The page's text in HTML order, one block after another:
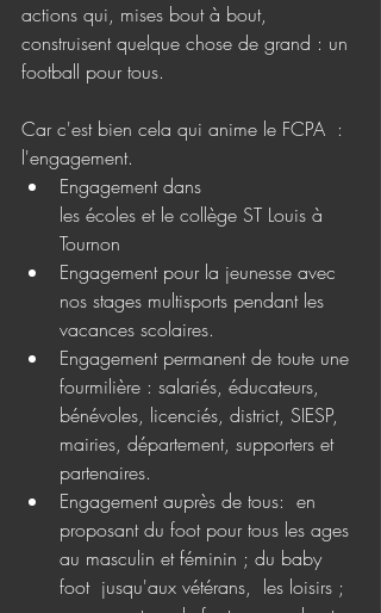
actions qui, mises bout à bout,
construisent quelque chose de grand : un
football pour tous.
Car c'est bien cela qui anime le FCPA  :
l'engagement.
Engagement dans
les écoles et le collège ST Louis à
Tournon
Engagement pour la jeunesse avec
nos stages multisports pendant les
vacances scolaires.
Engagement permanent de toute une
fourmilière : salariés, éducateurs,
bénévoles, licenciés, district, SIESP,
mairies, département, supporters et
partenaires.
Engagement auprès de tous:  en
proposant du foot pour tous les ages
au masculin et féminin ; du baby
foot  jusqu'aux vétérans,  les loisirs ;